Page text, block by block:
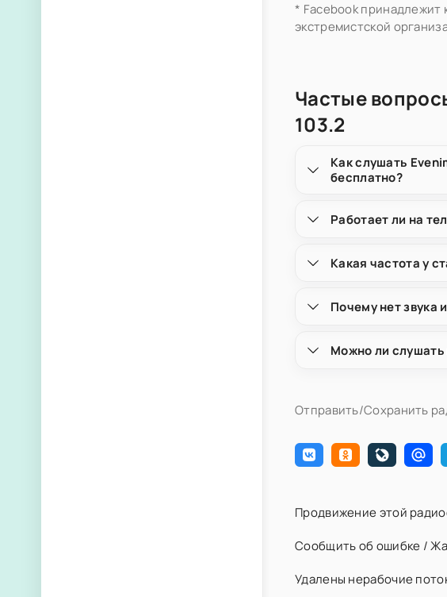
* Facebook принадлежит
экстремистской
Частые
103.2
Как слушать
бесплатно?
Работает ли на
Какая частота у
Почему нет звука
Можно ли слушать
Отправить/Сохранить
Продвижение этой
Сообщить об ошибке /
Удалены нерабочие